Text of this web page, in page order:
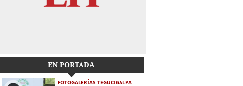
EN PORTADA
FOTOGALERÍAS TEGUCIGALPA